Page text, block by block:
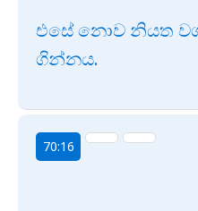
එසේ නොව නියත
ගින්නය.
70:16